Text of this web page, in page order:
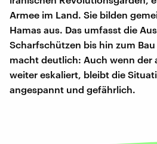
Armee im Land. Sie bilden
Hamas aus. Das umfasst die
Scharfschützen bis hin zum
macht deutlich: Auch wenn der
weiter eskaliert, bleibt die
angespannt und gefährlich.